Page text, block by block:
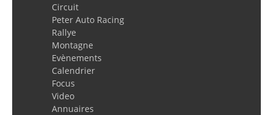
Circuit
Peter Auto Racing
Rallye
Montagne
Evènements
Calendrier
Focus
Video
Annuaires